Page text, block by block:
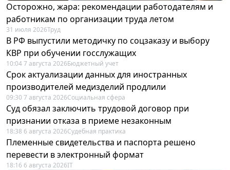
Осторожно, жара: рекомендации работодателям и
работникам по организации труда летом
31 июля 2026Труд
В РФ выпустили методичку по соцзаказу и выбору
КВР при обучении госслужащих
10:04 7 августа 2026Бюджетный учет
Срок актуализации данных для иностранных
производителей медизделий продлили
09:30 7 августа 2026Социальная сфера
Суд обязал заключить трудовой договор при
признании отказа в приеме незаконным
18:38 6 августа 2026Судебная практика
Племенные свидетельства и паспорта решено
перевести в электронный формат
18:16 6 августа 2026IT